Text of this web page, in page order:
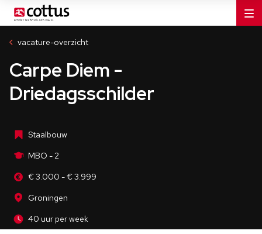
vacature-overzicht
Carpe Diem -
Driedagsschilder
Staalbouw
MBO - 2
€ 3.000 - € 3.999
Groningen
40 uur per week
MBO - 2
Groningen
40 uur per week